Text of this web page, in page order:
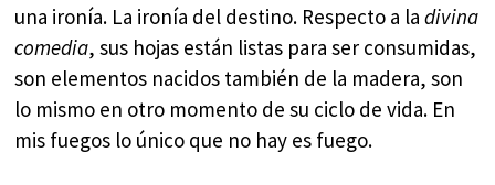
una ironía. La ironía del destino. Respecto a ladivina
comedia, sus hojas están listas para ser consumidas,
son elementos nacidos también de la madera, son
lo mismo en otro momento de su ciclo de vida. En
mis fuegos lo único que no hay es fuego.